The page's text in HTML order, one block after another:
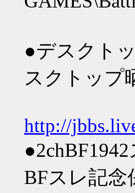
●デスクト
スクトップ
http://
BFスレ記念